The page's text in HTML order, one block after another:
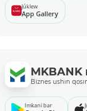
Júklew
App Gallery
MKBANK
Biznes ushın
Imkani bar